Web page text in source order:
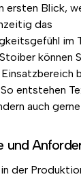
ersten Blick,
das
im
können
entstehen
auch
und
der